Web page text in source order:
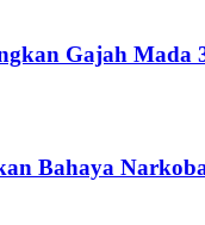
Gajah Mada
Bahaya